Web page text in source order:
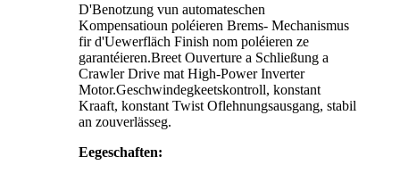
D'Benotzung vun automateschen
Kompensatioun poléieren Brems- Mechanismus
fir d'Uewerfläch Finish nom poléieren ze
garantéieren.Breet Ouverture a Schließung a
Crawler Drive mat High-Power Inverter
Motor.Geschwindegkeetskontroll, konstant
Kraaft, konstant Twist Oflehnungsausgang, stabil
an zouverlässeg.
Eegeschaften: